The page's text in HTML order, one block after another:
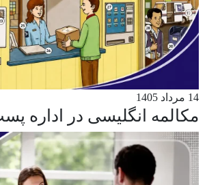
14 مرداد 1405
مکالمه انگلیسی در اداره